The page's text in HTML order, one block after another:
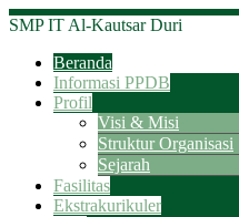
SMP IT Al-Kautsar Duri
Beranda
Informasi PPDB
Profil
Visi & Misi
Struktur Organisasi
Sejarah
Fasilitas
Ekstrakurikuler